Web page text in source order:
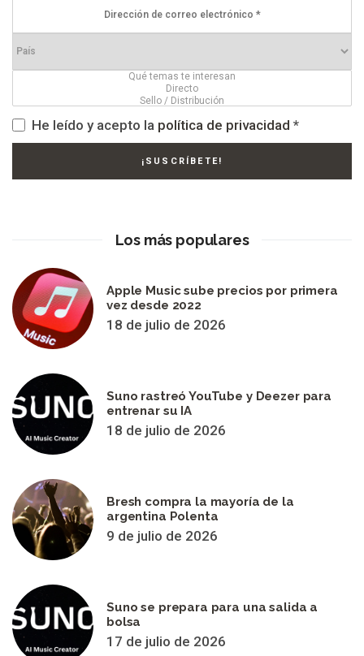
He leído y acepto la política de privacidad *
Los más populares
Apple Music sube precios por primera
vez desde 2022
18 de julio de 2026
Suno rastreó YouTube y Deezer para
entrenar su IA
18 de julio de 2026
Bresh compra la mayoría de la
argentina Polenta
9 de julio de 2026
Suno se prepara para una salida a
bolsa
17 de julio de 2026